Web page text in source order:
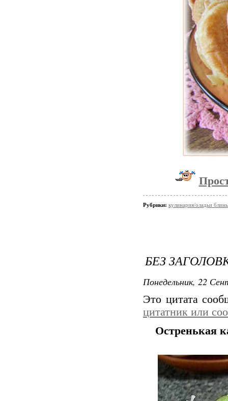
Рубрики: кулинария/оладьи
БЕЗ
Понедельник, 22
Это цитата
цитатник или
Остренькая